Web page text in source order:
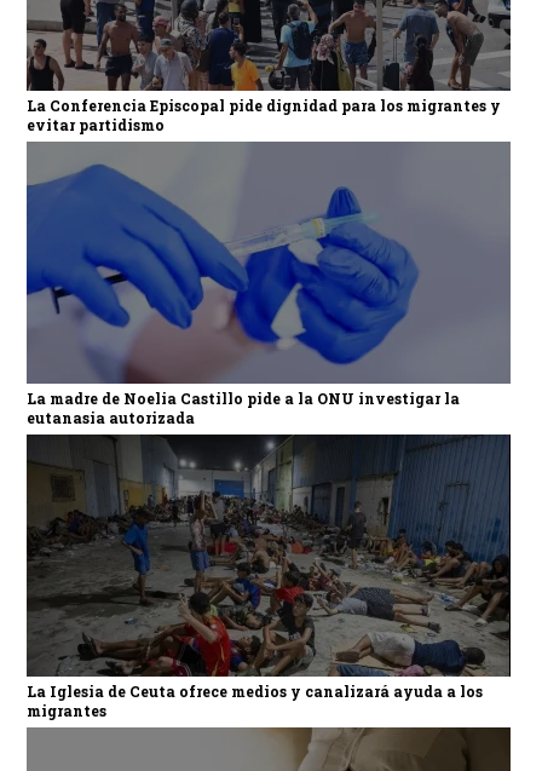
La Conferencia Episcopal pide dignidad para los migrantes y
evitar partidismo
La madre de Noelia Castillo pide a la ONU investigar la
eutanasia autorizada
La Iglesia de Ceuta ofrece medios y canalizará ayuda a los
migrantes